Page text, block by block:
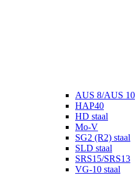
AUS 8/AUS 10
HAP40
HD staal
Mo-V
SG2 (R2) staal
SLD staal
SRS15/SRS13
VG-10 staal